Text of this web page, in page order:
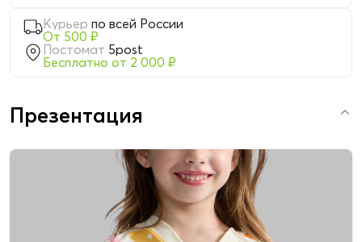
Курьер по всей России
От 500 ₽
Постомат 5post
Бесплатно от 2 000 ₽
Презентация